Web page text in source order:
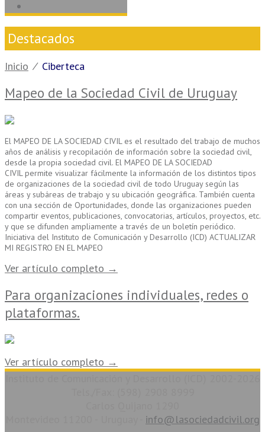
Destacados
Inicio ⁄ Ciberteca
Mapeo de la Sociedad Civil de Uruguay
El MAPEO DE LA SOCIEDAD CIVIL es el resultado del trabajo de muchos
años de análisis y recopilación de información sobre la sociedad civil,
desde la propia sociedad civil. El MAPEO DE LA SOCIEDAD
CIVIL permite visualizar fácilmente la información de los distintos tipos
de organizaciones de la sociedad civil de todo Uruguay según las
áreas y subáreas de trabajo y su ubicación geográfica. También cuenta
con una sección de Oportunidades, donde las organizaciones pueden
compartir eventos, publicaciones, convocatorias, artículos, proyectos, etc.
y que se difunden ampliamente a través de un boletín periódico.
Iniciativa del Instituto de Comunicación y Desarrollo (ICD) ACTUALIZAR
MI REGISTRO EN EL MAPEO
Ver artículo completo →
Para organizaciones individuales, redes o
plataformas.
Ver artículo completo →
info@lasociedadcivil.org